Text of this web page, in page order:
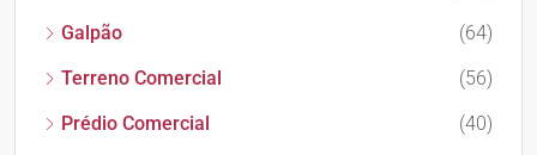
Galpão
(64)
Terreno Comercial
(56)
Prédio Comercial
(40)